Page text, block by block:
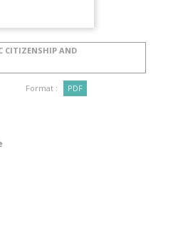
CITIZENSHIP AND
Format : PDF